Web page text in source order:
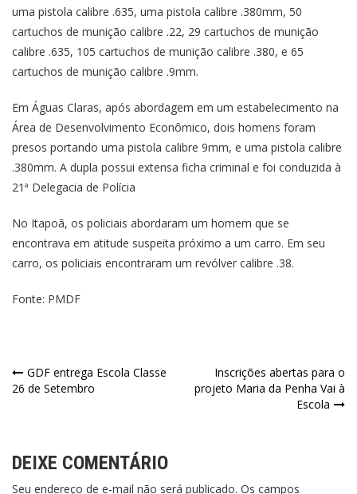
uma pistola calibre .635, uma pistola calibre .380mm, 50
cartuchos de munição calibre .22, 29 cartuchos de munição
calibre .635, 105 cartuchos de munição calibre .380, e 65
cartuchos de munição calibre .9mm.
Em Águas Claras, após abordagem em um estabelecimento na
Área de Desenvolvimento Econômico, dois homens foram
presos portando uma pistola calibre 9mm, e uma pistola calibre
.380mm. A dupla possui extensa ficha criminal e foi conduzida à
21ª Delegacia de Polícia
No Itapoã, os policiais abordaram um homem que se
encontrava em atitude suspeita próximo a um carro. Em seu
carro, os policiais encontraram um revólver calibre .38.
Fonte: PMDF
GDF entrega Escola Classe
26 de Setembro
Inscrições abertas para o
projeto Maria da Penha Vai à
Escola
DEIXE COMENTÁRIO
Seu endereço de e-mail não será publicado. Os campos